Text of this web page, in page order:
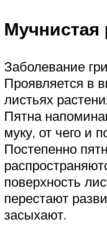
Мучнистая
Заболевание
Проявляется в
листьях
Пятна
муку, от чего и
Постепенно
поверхность
перестают
засыхают.